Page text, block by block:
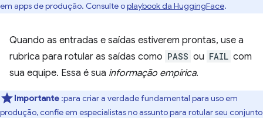
em apps de produção. Consulte oplaybook da HuggingFace.
Quando as entradas e saídas estiverem prontas, use a
rubrica para rotular as saídas como PASS ou FAIL com
sua equipe. Essa é sua informação empírica.
Importante :para criar a verdade fundamental para uso em
produção, confie em especialistas no assunto para rotular seu conjunto